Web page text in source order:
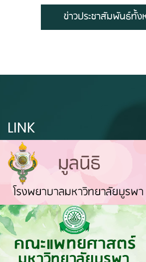
ข่าวประชาสัมพันธ์ทั้
LINK